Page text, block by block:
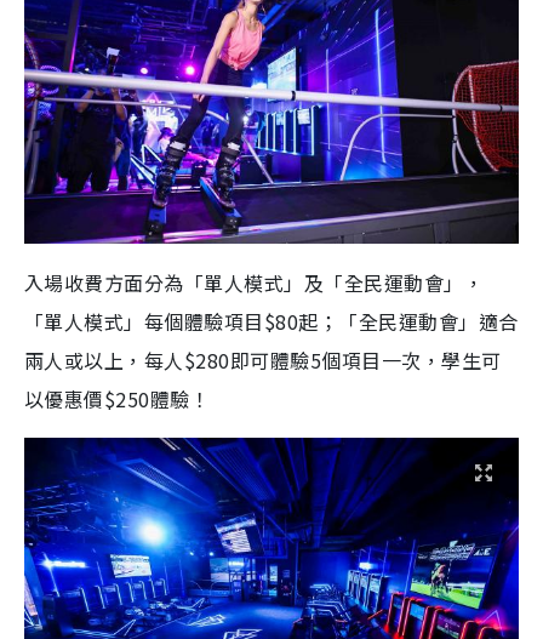
入場收費方面分為「單人模式」及「全民運動會」，
「單人模式」每個體驗項目$80起；「全民運動會」適合
兩人或以上，每人$280即可體驗5個項目一次，學生可
以優惠價$250體驗！